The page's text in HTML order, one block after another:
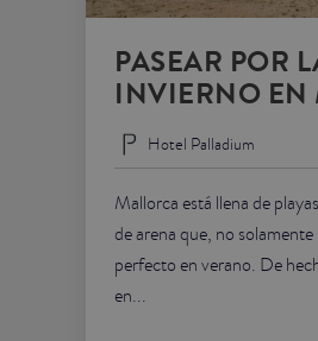
PASEAR POR
INVIERNO EN
Hotel Palladium
Mallorca está llena de
de arena que, no
perfecto en verano. De
en...